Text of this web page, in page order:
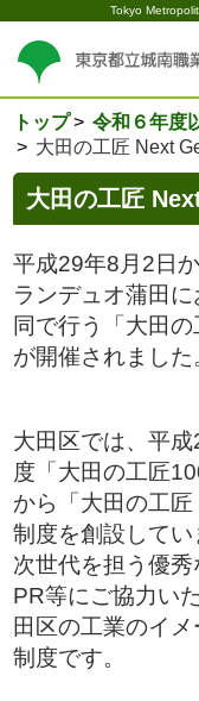
Tokyo
トップ
令和６年度
大田の工匠 Next
大田の工匠
平成29年8月2日
ランデュオ蒲田
同で行う「大田
が開催されました
大田区では、平
度「大田の工匠
から「大田の工
制度を創設してい
次世代を担う優
PR等にご協力い
田区の工業のイ
制度です。